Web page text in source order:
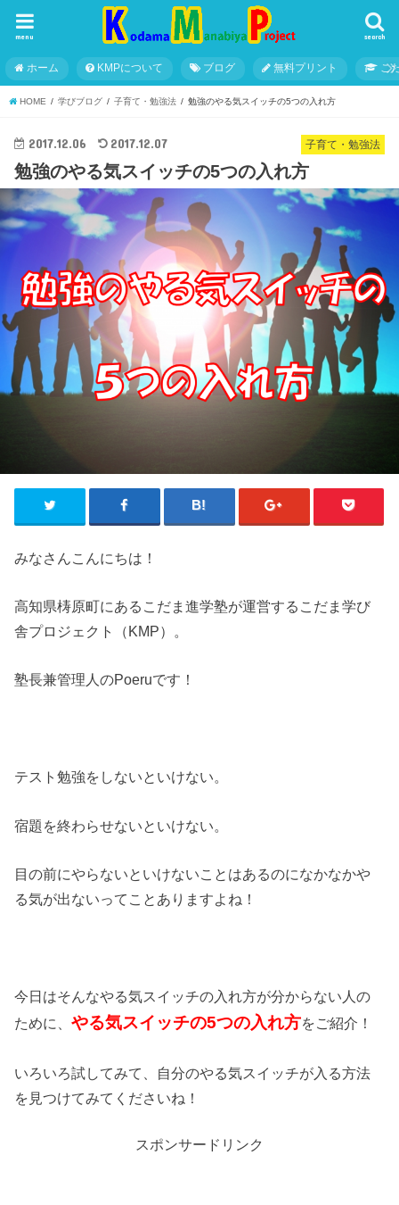
search
menu
ホーム KMPについて ブログ 無料プリント こ
HOME 学びブログ 子育て・勉強法 勉強のやる気スイッチの5つの入れ方
子育て・勉強法
2017.12.06 2017.12.07
勉強のやる気スイッチの5つの入れ方
みなさんこんにちは！
高知県梼原町にあるこだま進学塾が運営するこだま学び
舎プロジェクト（KMP）。
塾長兼管理人のPoeruです！
テスト勉強をしないといけない。
宿題を終わらせないといけない。
目の前にやらないといけないことはあるのになかなかや
る気が出ないってことありますよね！
今日はそんなやる気スイッチの入れ方が分からない人の
ために、やる気スイッチの5つの入れ方をご紹介！
いろいろ試してみて、自分のやる気スイッチが入る方法
を見つけてみてくださいね！
スポンサードリンク